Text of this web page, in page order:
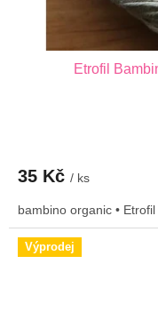
Etrofil
35 Kč / ks
bambino organic •
Výprodej